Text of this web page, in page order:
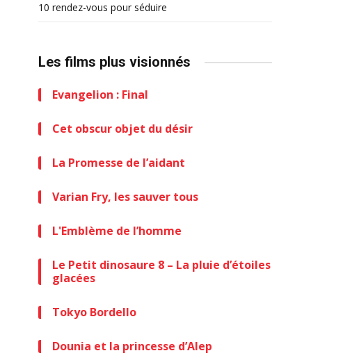
10 rendez-vous pour séduire
Les films plus visionnés
Evangelion : Final
Cet obscur objet du désir
La Promesse de l’aidant
Varian Fry, les sauver tous
L'Emblème de l’homme
Le Petit dinosaure 8 – La pluie d’étoiles
glacées
Tokyo Bordello
Dounia et la princesse d’Alep